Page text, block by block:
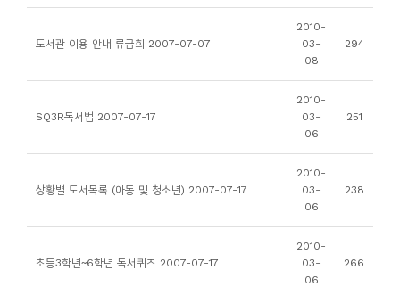
도서관 이용 안내 류금희 2007-07-07
2010-
03-
08
294
SQ3R독서법 2007-07-17
2010-
03-
06
251
상황별 도서목록 (아동 및 청소년) 2007-07-17
2010-
03-
06
238
초등3학년~6학년 독서퀴즈 2007-07-17
2010-
03-
06
266